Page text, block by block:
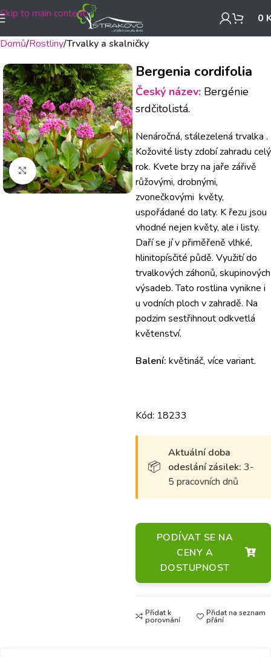
Skip to main content 0
Domů Rostliny Trvalky a skalničky
Klikněte pro zvětšení
Bergenia cordifolia
Český název: Bergénie
srdčitolistá.
Nenáročná, stálezelená trvalka .
Kožovité listy zdobí zahradu celý
rok. Kvete brzy na jaře zářivě
růžovými, drobnými,
zvonečkovými květy,
uspořádané do laty. K řezu jsou
vhodné nejen květy, ale i listy.
Daří se jí v přiměřeně vlhké,
hlinitopísčité půdě. Využití do
trvalkových záhonů, skupinových
výsadeb. Tato rostlina vynikne i
u vodních ploch v zahradě. Na
podzim sestřihnout odkvetlá
květenství.
Balení: květináč, více variant.
Kód: 18233
Aktuální doba
odeslání zásilek: 3-
5 pracovních dnů
PODÍVAT SE NA
CENY A
DOSTUPNOST
Přidat k
porovnání
Přidat na seznam
přání